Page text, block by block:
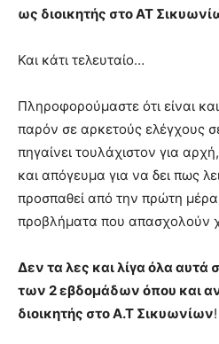
ως διοικητής στο ΑΤ
Και κάτι τελευταίο…
Πληροφορούμαστε ότι είναι και
παρόν σε αρκετούς ελέγχους
πηγαίνει τουλάχιστον για
και απόγευμα για να δει πως
προσπαθεί από την πρώτη
προβλήματα που απασχολούν
Δεν τα λες και λίγα όλα αυτά
των 2 εβδομάδων όπου και
διοικητής στο Α.Τ Σικυωνίων!